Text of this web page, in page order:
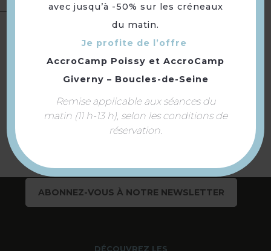
Langue(s) parlée(s) :
à la sélection
ABONNEZ-VOUS À NOTRE NEWSLETTER
DÉCOUVREZ LES
avec jusqu’à -50% sur les créneaux
du matin.
Je profite de l’offre
AccroCamp Poissy et AccroCamp
Giverny – Boucles-de-Seine
Remise applicable aux séances du
matin (11 h-13 h), selon les conditions de
réservation.